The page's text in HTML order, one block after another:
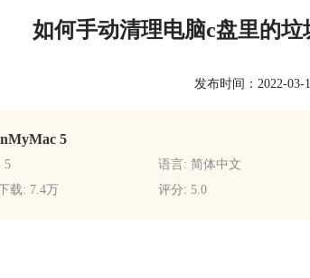
如何手动清理电脑c盘里的
发布时间：2022-03-
5
5 语言: 简体中文
载: 7.4万
评分: 5.0